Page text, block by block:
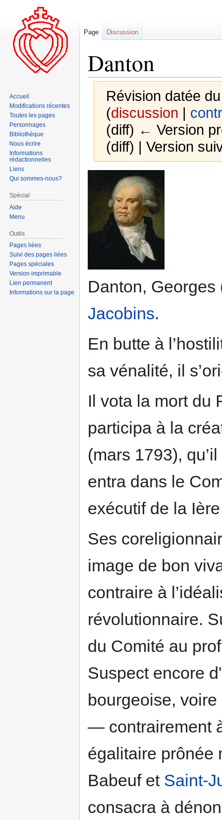
Danton
Révision datée
(discussion |
(diff) ← Version
(diff) | Version
navigation
recherche
Danton,
Jacobins.
En butte à
sa vénalité, il
Il vota la mort du
participa à la
(mars 1793),
entra dans le
exécutif de la
Ses
image de bon
contraire à
révolutionnaire.
du Comité au
Suspect encore
bourgeoise,
— contrairement
égalitaire prônée
Babeuf et Saint-
consacra à
Page Discussion
Accueil
Modifications récentes
Toutes les pages
Personnages
Bibliothèque
Nous écrire
Informations
rédactionnelles
Liens
Qui sommes-nous?
Spécial
Aide
Menu
Outils
Pages liées
Suivi des pages liées
Pages spéciales
Version imprimable
Lien permanent
Informations sur la page